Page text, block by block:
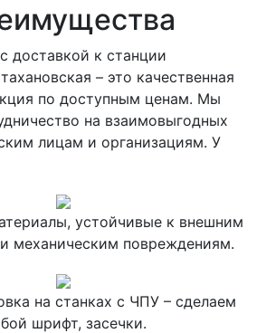
доставкой к станции
– это качественная
по доступным ценам. Мы
на взаимовыгодных
лицам и организациям. У
устойчивые к внешним
механическим повреждениям.
на станках с ЧПУ – сделаем
шрифт, засечки.